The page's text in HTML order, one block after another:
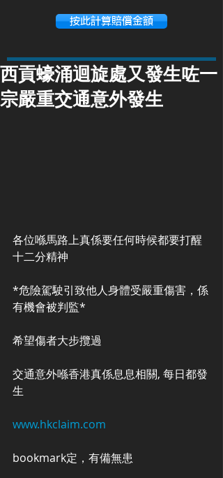
按此計算賠償金額
西貢蠔涌迴旋處又發生咗一
宗嚴重交通意外發生
各位喺馬路上真係要任何時候都要打醒
十二分精神
*危險駕駛引致他人身體受嚴重傷害，係
有機會被判監*
希望傷者大步攬過
交通意外喺香港真係息息相關, 每日都發
生
www.hkclaim.com
bookmark定，有備無患